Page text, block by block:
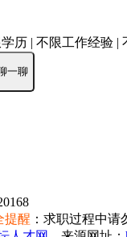
历 | 不限工作经验 |
一聊
提醒 ：求职过程中